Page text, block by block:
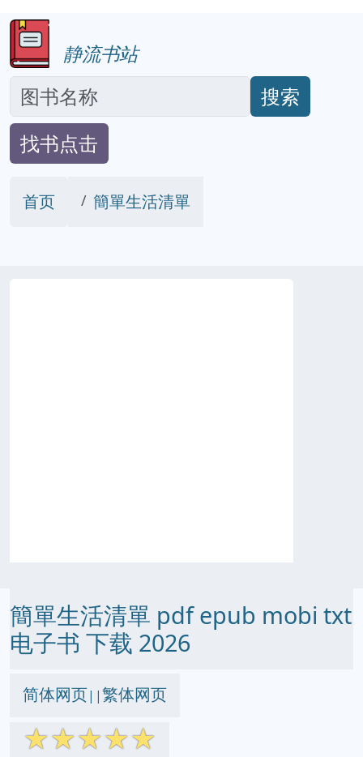
静流书站
搜索
找书点击
首页 簡單生活清單
簡單生活清單 pdf epub mobi txt
电子书 下载 2026
简体网页||繁体网页
☆☆☆☆☆